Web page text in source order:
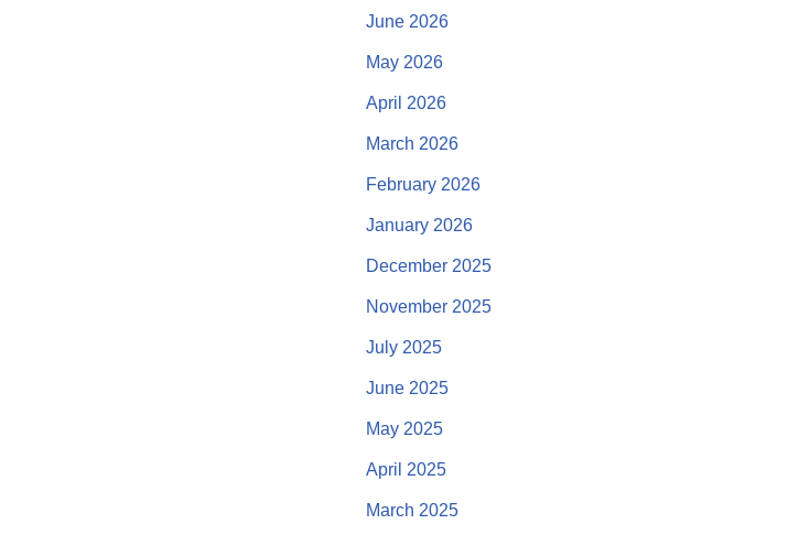
June 2026
May 2026
April 2026
March 2026
February 2026
January 2026
December 2025
November 2025
July 2025
June 2025
May 2025
April 2025
March 2025